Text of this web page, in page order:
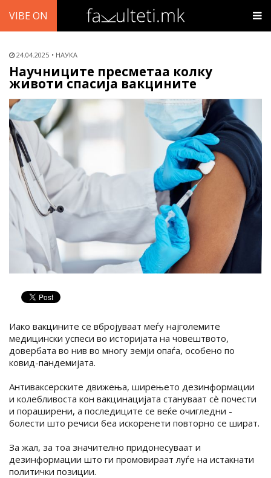
VIBE ON
24.04.2025 НАУКА
Научниците пресметаа колку
животи спасија вакцините
Иако вакцините се вбројуваат меѓу најголемите
медицински успеси во историјата на човештвото,
довербата во нив во многу земји опаѓа, особено по
ковид-пандемијата.
Антиваксерските движења, ширењето дезинформации
и колебливоста кон вакцинацијата стануваат сè почести
и пораширени, а последиците се веќе очигледни -
болести што речиси беа искоренети повторно се шират.
За жал, за тоа значително придонесуваат и
дезинформации што ги промовираат луѓе на истакнати
политички позиции.